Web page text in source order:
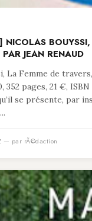
NICOLAS
JEAN RENAUD
La Femme de travers,
352 pages, 21 €,
se présente, par
— par rÃ©daction